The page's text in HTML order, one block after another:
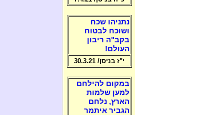
נתניהו שכח
ושוכח לבטוח
בקב"ה ריבון
העולם!
י"ז בניסן/ 30.3.21
במקום להילחם
למען שלמות
הארץ, נלחם
הגביר איתמר